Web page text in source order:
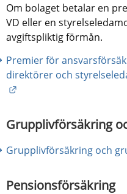
Om bolaget betalar en
VD eller en
avgiftspliktig förmån.
Premier för
direktörer och
Grupplivförsäkring
Grupplivförsäkring och
Pensionsförsäkring